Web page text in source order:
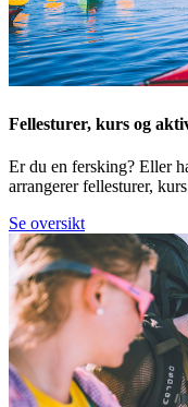
Fellesturer, kurs og
Er du en fersking? Eller
arrangerer fellesturer,
Se oversikt